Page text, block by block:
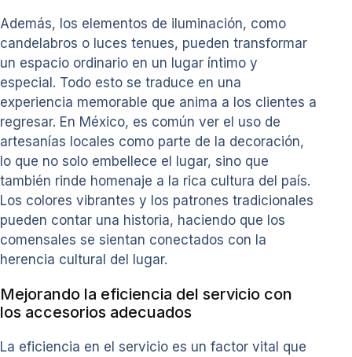
Además, los elementos de iluminación, como
candelabros o luces tenues, pueden transformar
un espacio ordinario en un lugar íntimo y
especial. Todo esto se traduce en una
experiencia memorable que anima a los clientes a
regresar. En México, es común ver el uso de
artesanías locales como parte de la decoración,
lo que no solo embellece el lugar, sino que
también rinde homenaje a la rica cultura del país.
Los colores vibrantes y los patrones tradicionales
pueden contar una historia, haciendo que los
comensales se sientan conectados con la
herencia cultural del lugar.
Mejorando la eficiencia del servicio con
los accesorios adecuados
La eficiencia en el servicio es un factor vital que